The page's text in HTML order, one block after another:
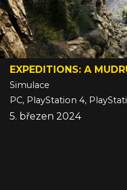
EXPEDITIONS: A
Simulace
5. březen 2024